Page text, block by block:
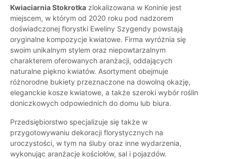
Kwiaciarnia Stokrotka zlokalizowana w Koninie jest
miejscem, w którym od 2020 roku pod nadzorem
doświadczonej florystki Eweliny Szygendy powstają
oryginalne kompozycje kwiatowe. Firma wyróżnia się
swoim unikalnym stylem oraz niepowtarzalnym
charakterem oferowanych aranżacji, oddających
naturalne piękno kwiatów. Asortyment obejmuje
różnorodne bukiety przeznaczone na dowolną okazję,
eleganckie kosze kwiatowe, a także szeroki wybór roślin
doniczkowych odpowiednich do domu lub biura.
Przedsiębiorstwo specjalizuje się także w
przygotowywaniu dekoracji florystycznych na
uroczystości, w tym na śluby oraz inne wydarzenia,
wykonując aranżacje kościołów, sal i pojazdów.